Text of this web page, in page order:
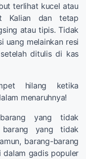
terlihat kucel atau
Kalian dan tetap
atau tipis. Tidak
uang melainkan resi
ditulis di kas
hilang ketika
menaruhnya!
yang tidak
yang tidak
barang-barang
dalam gadis populer